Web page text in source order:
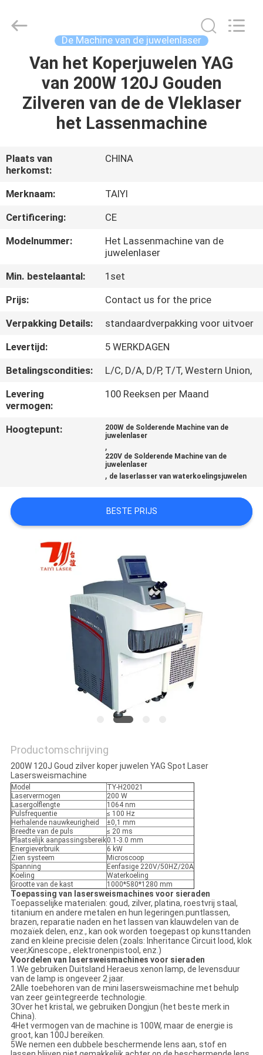
HUIS
PRODUCTEN
OVER
ONS
FABRIEKSRONDLEIDING
NEEM
CONTACT
MET
ONS
OP
NIEUWS
DE
PRIVACY
POLICY
Technology
Company
De Machine van de juwelenlaser
Van het Koperjuwelen YAG
van 200W 120J Gouden
Zilveren van de de Vleklaser
het Lassenmachine
Plaats van
herkomst:
CHINA
Merknaam:
TAIYI
Certificering:
CE
Modelnummer:
Het Lassenmachine van de
juwelenlaser
Min. bestelaantal:
1set
Prijs:
Contact us for the price
Verpakking Details:
standaardverpakking voor uitvoer
Levertijd:
5 WERKDAGEN
Betalingscondities:
L/C, D/A, D/P, T/T, Western Union,
Levering
vermogen:
100 Reeksen per Maand
Hoogtepunt:
200W de Solderende Machine van de
juwelenlaser
,
220V de Solderende Machine van de
juwelenlaser
, de laserlasser van waterkoelingsjuwelen
BESTE PRIJS
Productomschrijving
200W 120J Goud zilver koper juwelen YAG Spot Laser
Lasersweismachine
Model
TY-H20021
Laservermogen
200 W
Lasergolflengte
1064 nm
Pulsfrequentie
≤ 100 Hz
Herhalende nauwkeurigheid
±0,1 mm
Breedte van de puls
≤ 20 ms
Plaatselijk aanpassingsbereik0.1-3.0 mm
Energieverbruik
6 kW
Zien systeem
Microscoop
Spanning
Eenfasige 220V/50HZ/20A
Koeling
Waterkoeling
Grootte van de kast
1000*580*1280 mm
Toepassing van lasersweismachines voor sieraden
Toepasselijke materialen: goud, zilver, platina, roestvrij staal,
titanium en andere metalen en hun legeringen.puntlassen,
brazen, reparatie naden en het lassen van klauwdelen van de
mozaïek delen, enz., kan ook worden toegepast op kunsttanden
zand en kleine precisie delen (zoals: Inheritance Circuit lood, klok
veer,Kinescope., elektronenpistool, enz.)
Voordelen van lasersweismachines voor sieraden
1.We gebruiken Duitsland Heraeus xenon lamp, de levensduur
van de lamp is ongeveer 2 jaar.
2Alle toebehoren van de mini lasersweismachine met behulp
van zeer geïntegreerde technologie.
3Over het kristal, we gebruiken Dongjun (het beste merk in
China).
4Het vermogen van de machine is 100W, maar de energie is
groot, kan 100J bereiken.
5We nemen een dubbele beschermende lens aan, stof en